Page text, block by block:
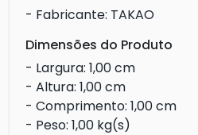
- Fabricante: TAKAO
Dimensões do Produto
- Largura: 1,00 cm
- Altura: 1,00 cm
- Comprimento: 1,00 cm
- Peso: 1,00 kg(s)